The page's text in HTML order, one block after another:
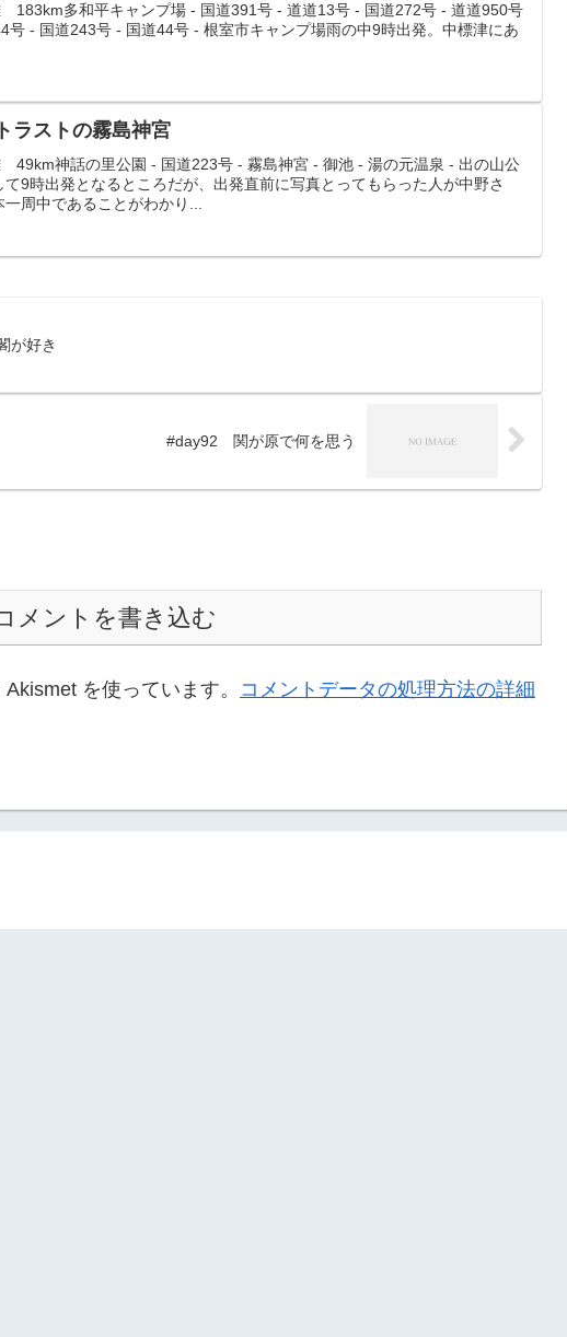
多和平キャンプ場 - 国道391号 - 道道13号 - 国道272号 - 道道950号
号 - 国道243号 - 国道44号 - 根室市キャンプ場雨の中9時出発。中標津にあ
ストの霧島神宮
神話の里公園 - 国道223号 - 霧島神宮 - 御池 - 湯の元温泉 - 出の山公
て9時出発となるところだが、出発直前に写真とってもらった人が中野さ
周中であることがわかり...
が好き
#day92 関が原で何を思う
メントを書き込む
を使っています。 コメントデータの処理方法の詳細